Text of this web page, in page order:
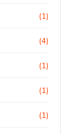
(1)
(4)
(1)
(1)
(1)